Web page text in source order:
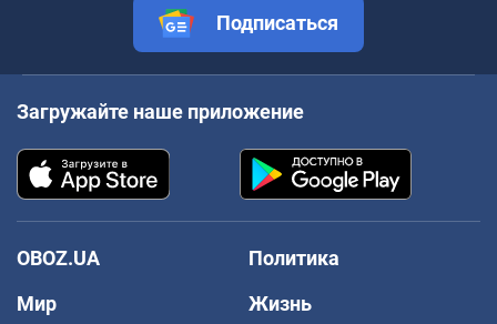
Подписаться
Загружайте наше приложение
OBOZ.UA
Политика
Мир
Жизнь